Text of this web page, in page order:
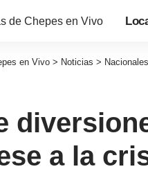
en Vivo > Noticias > Nacionales
a la